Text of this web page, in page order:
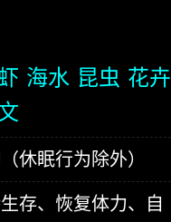
海水 昆虫 花卉
休眠行为除外）
存、恢复体力、自